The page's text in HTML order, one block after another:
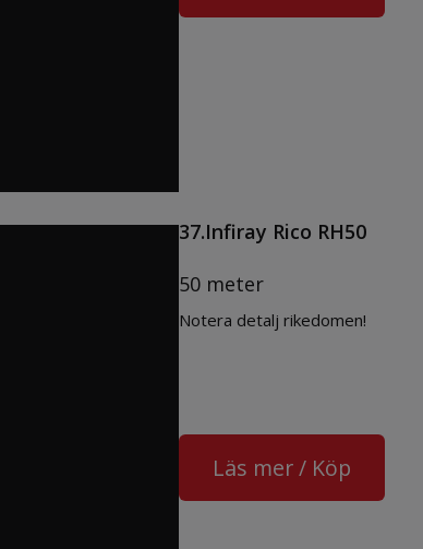
37.Infiray Rico RH50
50 meter
Notera detalj rikedomen!
Läs mer / Köp